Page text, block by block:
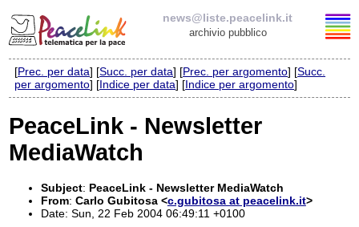
news@liste.peacelink.it
archivio pubblico
Elenco delle liste
Iscrizione / Cancellazione
Policy delle liste di PeaceLink
[Prec. per data] [Succ. per data] [Prec. per argomento] [Succ.
per argomento] [Indice per data] [Indice per argomento]
PeaceLink - Newsletter
MediaWatch
Subject: PeaceLink - Newsletter MediaWatch
From: Carlo Gubitosa <c.gubitosa at peacelink.it>
Date: Sun, 22 Feb 2004 06:49:11 +0100